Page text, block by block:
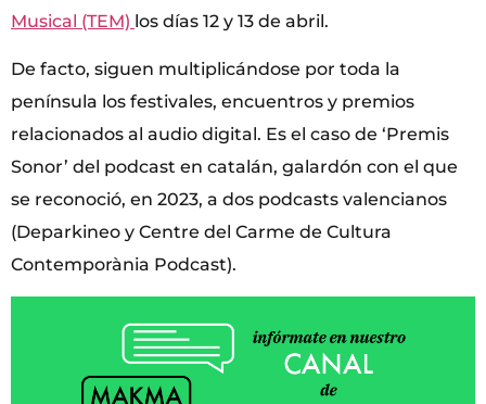
Musical (TEM) los días 12 y 13 de abril.
De facto, siguen multiplicándose por toda la
península los festivales, encuentros y premios
relacionados al audio digital. Es el caso de ‘Premis
Sonor’ del podcast en catalán, galardón con el que
se reconoció, en 2023, a dos podcasts valencianos
(Deparkineo y Centre del Carme de Cultura
Contemporània Podcast).